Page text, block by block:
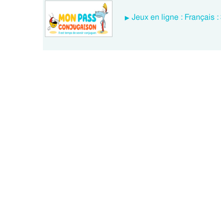
Jeux en ligne : Français